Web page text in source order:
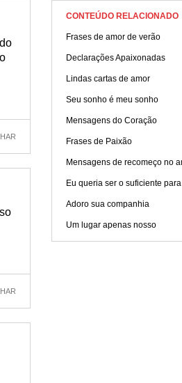
CONTEÚDO RELACIONADO
Frases de amor de verão
Declarações Apaixonadas
Lindas cartas de amor
Seu sonho é meu sonho
Mensagens do Coração
Frases de Paixão
Mensagens de recomeço no
Eu queria ser o suficiente
Adoro sua companhia
Um lugar apenas nosso